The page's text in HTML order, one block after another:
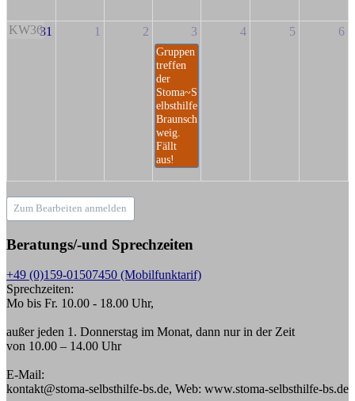
KW3631 1 2 3
Gruppen
treffen
der
Stoma~S
elbsthilfe
Braunsch
weig.
Fällt
aus!
4 5 6
Zum Bearbeiten anmelden
Beratungs/-und Sprechzeiten
+49 (0)159-01507450 (Mobilfunktarif)
Sprechzeiten:
Mo bis Fr. 10.00 - 18.00 Uhr,
außer jeden 1. Donnerstag im Monat, dann nur in der Zeit
von 10.00 – 14.00 Uhr
E-Mail:
kontakt@stoma-selbsthilfe-bs.de, Web: www.stoma-selbsthilfe-bs.de